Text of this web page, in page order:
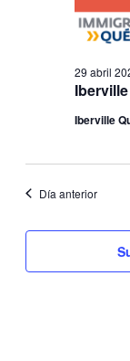
29 abril
Iberville
Día anterior